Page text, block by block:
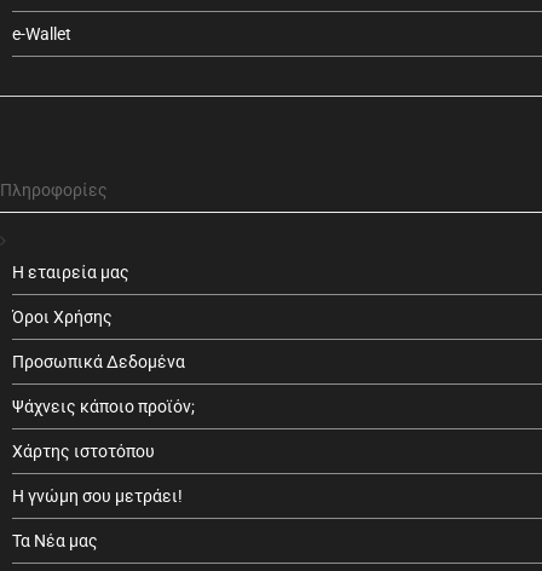
e-Wallet
Πληροφορίες
Η εταιρεία μας
Όροι Χρήσης
Προσωπικά Δεδομένα
Ψάχνεις κάποιο προϊόν;
Χάρτης ιστοτόπου
Η γνώμη σου μετράει!
Τα Νέα μας